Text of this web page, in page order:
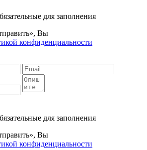
для заполнения
Вы
конфиденциальности
для заполнения
Вы
конфиденциальности